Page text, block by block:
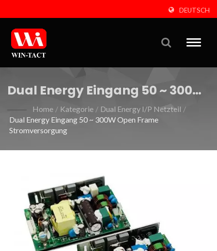
DEUTSCH
Toggle
Dual Energy Eingang 50 ~ 300W
Open Frame Stromversorgung
Home / Kategorie / Dual Energy I/P Netzteil /
Dual Energy Eingang 50 ~ 300W Open Frame
Stromversorgung